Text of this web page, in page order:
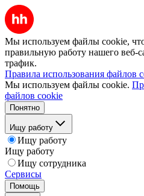
Мы используем файлы cookie,
правильную работу нашего веб-
трафик.
Правила использования файлов
Мы используем файлы cookie.
файлов cookie
Понятно
Ищу работу
Ищу работу
Ищу работу
Ищу сотрудника
Сервисы
Помощь